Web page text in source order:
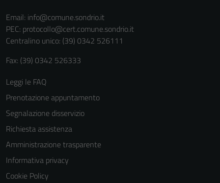
Email: info@comune.sondrio.it
PEC: protocollo@cert.comune.sondrio.it
Centralino unico: (39) 0342 526111
Fax: (39) 0342 526333
Leggi le FAQ
Prenotazione appuntamento
Segnalazione disservizio
Richiesta assistenza
Amministrazione trasparente
Informativa privacy
Cookie Policy